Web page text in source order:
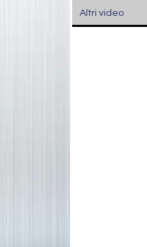
Altri video